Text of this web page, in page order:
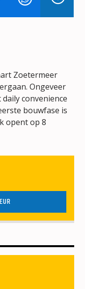
Zoetermeer
Ongeveer
convenience
bouwfase is
opent op 8